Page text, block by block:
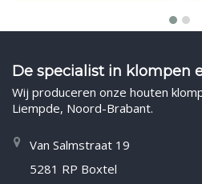
De specialist in klompen
Wij produceren onze houten
Liempde, Noord-Brabant.
Van Salmstraat 19
5281 RP Boxtel